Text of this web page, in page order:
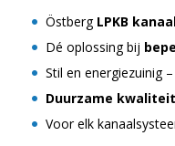
Östberg LPKB
Dé oplossing bij
Stil en energiezuinig –
Duurzame kwaliteit
Voor elk